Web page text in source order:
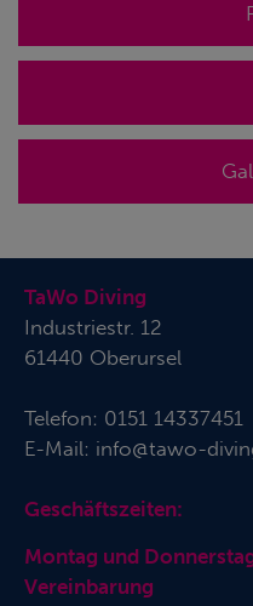
TaWo Diving
Industriestr. 12
61440 Oberursel
Telefon: 0151 14337451
E-Mail: info@tawo-
Geschäftszeiten:
Montag und
Vereinbarung